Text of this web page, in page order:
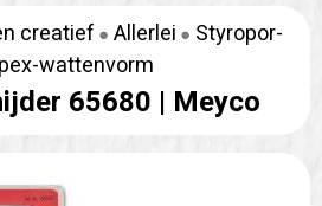
creatief Allerlei
Styropor-
wattenvorm
65680 | Meyco